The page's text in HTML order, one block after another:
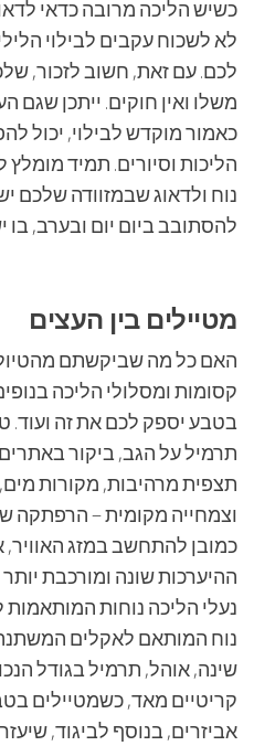
כשיש הליכה מרובה כדאי
לא לשכוח עקבים לבילוי
לכם. עם זאת, חשוב לזכור,
משלו ואין חוקים. ייתכן
כאמור מוקדש לבילוי, יכול
הליכות וסיורים. תמיד
נוח ולדאוג שבמזוודה שלכם
להסתובב ביום יום ובערב,
מטיילים בין העצים
האם כל מה שביקשתם
קסומות ומסלולי הליכה
בטבע יספק לכם את זה ועוד.
תרמיל על הגב, ביקור באתרים
תצפית מרהיבות, מקורות מים,
וצמחייה מקומית – הרפתקה
כמובן להתחשב במזג האוויר,
ההיערכות שונה ומורכבת
נעלי הליכה נוחות
נוח המותאם לאקלים
שינה, אוהל, תרמיל בגודל
קריטיים מאד, כשמטיילים
אביזרים, בנוסף לביגוד,